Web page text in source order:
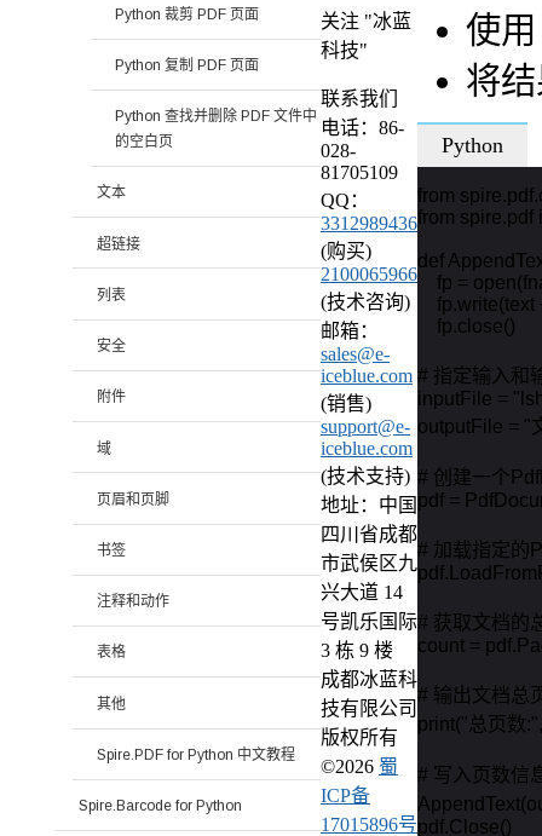
使
将
Python
from
from spire.pdf
def
fp =
fp.write(text
    fp.close()
# 指定输入和
inputFile =
outputFile = "
# 创建一个
pdf =
# 加载指定的
# 获取文档的
count =
# 输出文档总
print("总页数
# 写入页数信
pdf.Close()
Python 裁剪 PDF 页面
Python 复制 PDF 页面
Python 查找并删除 PDF 文件中
的空白页
文本
超链接
列表
安全
附件
域
页眉和页脚
书签
注释和动作
表格
其他
Spire.PDF for Python 中文教程
Spire.Barcode for Python
关注 "冰蓝
科技"
联系我们
电话：86-
028-
81705109
QQ：
3312989436
(购买)
2100065966
(技术咨询)
邮箱：
sales@e-
iceblue.com
(销售)
support@e-
iceblue.com
(技术支持)
地址：中国
四川省成都
市武侯区九
兴大道 14
号凯乐国际
3 栋 9 楼
成都冰蓝科
技有限公司
版权所有
©2026 蜀
ICP备
17015896号